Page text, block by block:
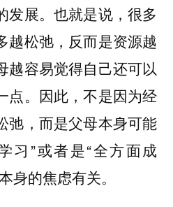
发展。也就是说，很多
越松弛，反而是资源越
越容易觉得自己还可以
点。因此，不是因为经
弛，而是父母本身可能
习”或者是“全方面成
身的焦虑有关。